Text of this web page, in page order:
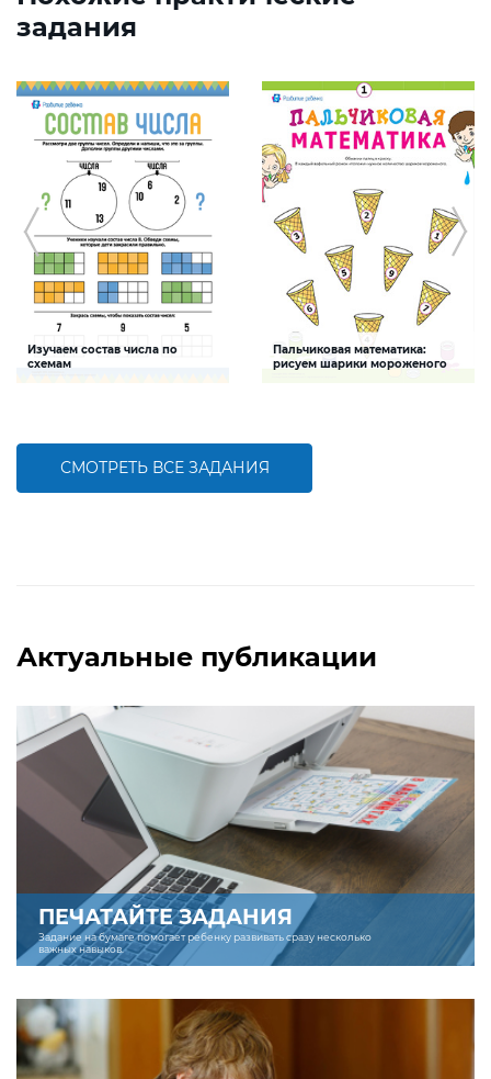
задания
Изучаем состав числа по
схемам
Пальчиковая математика:
рисуем шарики мороженого
СМОТРЕТЬ ВСЕ ЗАДАНИЯ
Актуальные публикации
ПЕЧАТАЙТЕ ЗАДАНИЯ
Задание на бумаге помогает ребенку развивать сразу несколько
важных навыков.